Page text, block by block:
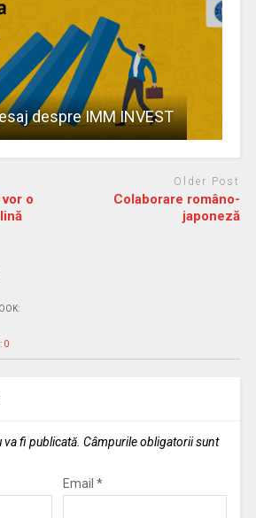
despre IMM INVEST
o
Older Post
Colaborare româno-
japoneză
0
va fi publicată. Câmpurile obligatorii sunt
Email *